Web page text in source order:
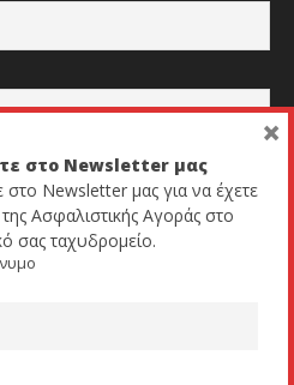
cookies για να σας
στο Newsletter μας
στο Newsletter μας για να έχετε
Ασφαλιστικής Αγοράς στο
σας ταχυδρομείο.
×